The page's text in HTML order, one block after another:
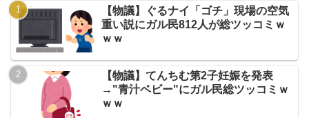
【物議】ぐるナイ「ゴチ」現場の空気
重い説にガル民812人が総ツッコミｗ
ｗｗ
【物議】てんちむ第2子妊娠を発表
→"青汁ベビー"にガル民総ツッコミｗ
ｗｗ